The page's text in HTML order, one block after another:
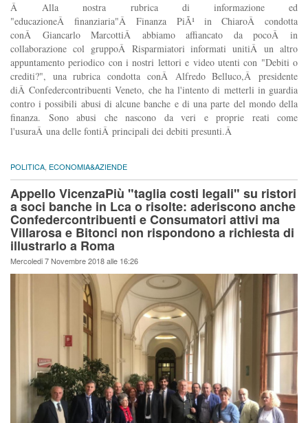
Â Alla nostra rubrica di informazione ed
"educazioneÂ finanziaria"Â Finanza PiÃ¹ in ChiaroÂ condotta
conÂ Giancarlo MarcottiÂ abbiamo affiancato da pocoÂ in
collaborazione col gruppoÂ Risparmiatori informati unitiÂ un altro
appuntamento periodico con i nostri lettori e video utenti con "Debiti o
crediti?", una rubrica condotta conÂ Alfredo Belluco,Â presidente
diÂ Confedercontribuenti Veneto, che ha l'intento di metterli in guardia
contro i possibili abusi di alcune banche e di una parte del mondo della
finanza. Sono abusi che nascono da veri e proprie reati come
l'usuraÂ una delle fontiÂ principali dei debiti presunti.Â
POLITICA, ECONOMIA&AZIENDE
Appello VicenzaPiù "taglia costi legali" su ristori
a soci banche in Lca o risolte: aderiscono anche
Confedercontribuenti e Consumatori attivi ma
Villarosa e Bitonci non rispondono a richiesta di
illustrarlo a Roma
Mercoledi 7 Novembre 2018 alle 16:26